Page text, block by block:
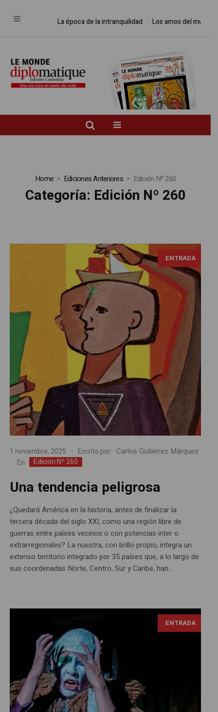
La época de la intranquilidad Los amos del mundo
Home Ediciones Anteriores Edición Nº 260
Categoría: Edición Nº 260
ENTRADA
1 noviembre, 2025 Escrito por: Carlos Gutiérrez Márquez
En Edición Nº 260
Una tendencia peligrosa
¿Quedará América en la historia, antes de finalizar la
tercera década del siglo XXI, como una región libre de
guerras entre países vecinos o con potencias inter o
extrarregionales? La nuestra, con brillo propio, integra un
extenso territorio integrado por 35 países que, a lo largo de
sus coordenadas Norte, Centro, Sur y Caribe, han...
ENTRADA